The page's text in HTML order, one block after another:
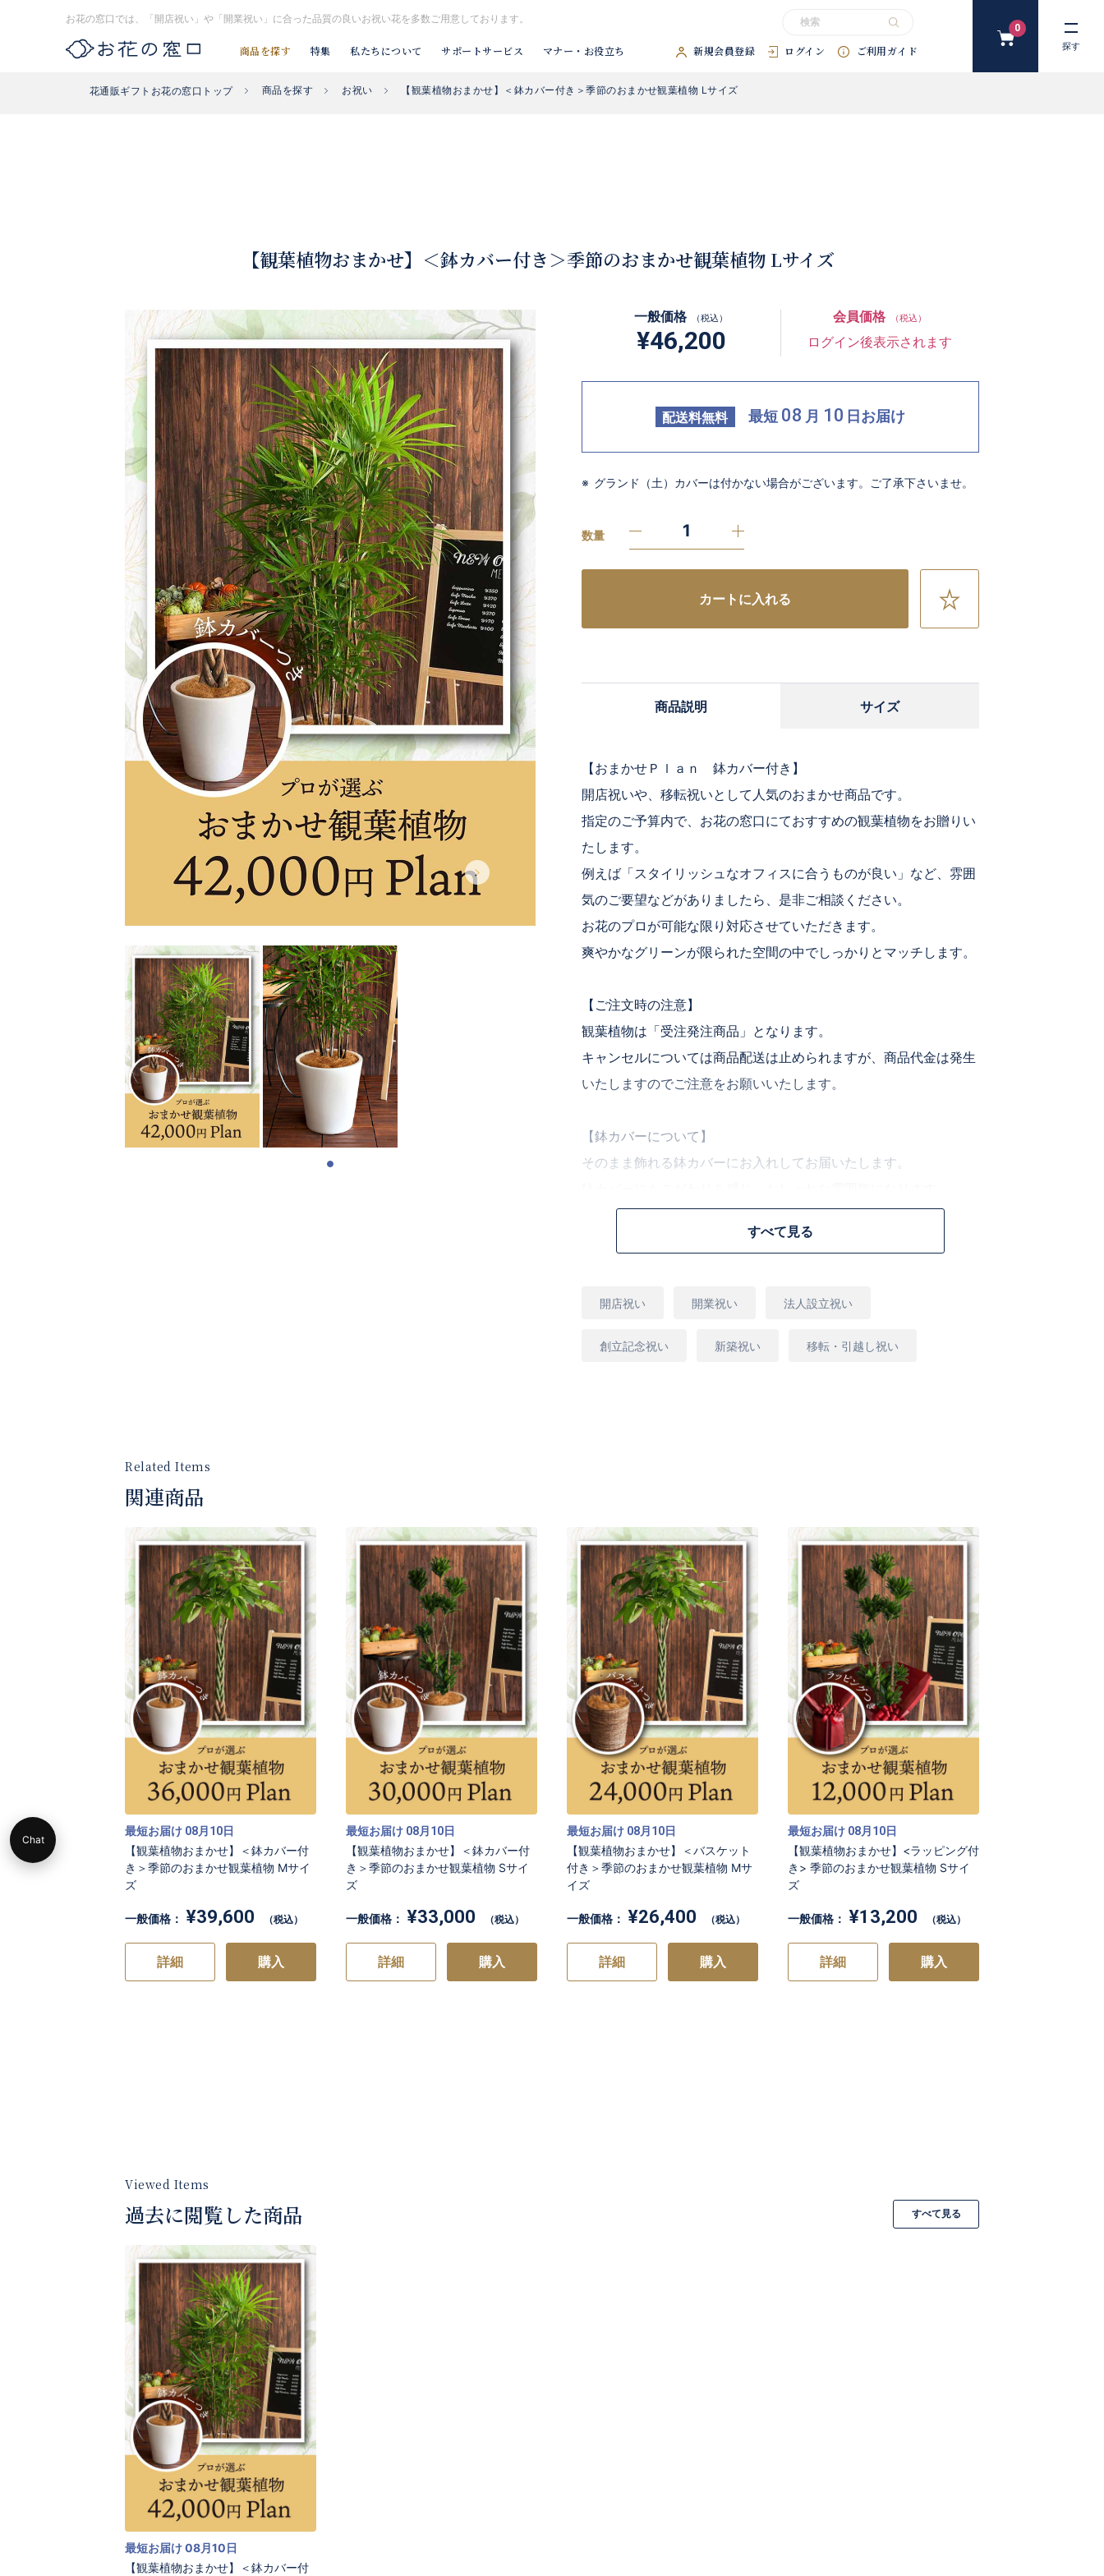
お花の窓口では、「開店祝い」や「開業祝い」に合った品質の良いお祝い花を多数ご用意しております。
商品を探す 特集 私たちについて サポートサービス マナー・お役立ち 新規会員登録 ログイン ご利用ガイド
カ
0
探す
お探し#タグはコチラ▶︎ #入社式 #開店祝い花 #開業祝い花 #胡蝶蘭 #スタンド花 #祝アレンジ #観葉植物 #供アレンジ
花通販ギフトお花の窓口トップ 商品を探す お祝い 【観葉植物おまかせ】＜鉢カバー付き＞季節のおまかせ観葉植物 Lサイズ
【観葉植物おまかせ】＜鉢カバー付き＞季節のおまかせ観葉植物 Lサイズ
一般価格 （税込）
¥46,200
会員価格 （税込）
ログイン後表示されます
配送料無料 最短 08 月 10 日 お届け
グランド（土）カバーは付かない場合がございます。ご了承下さいませ。
数量
カートに入れる
お
商品説明 サイズ
すべて見る
【おまかせＰｌａｎ 鉢カバー付き】
開店祝いや、移転祝いとして人気のおまかせ商品です。
指定のご予算内で、お花の窓口にておすすめの観葉植物をお贈りい
たします。
例えば「スタイリッシュなオフィスに合うものが良い」など、雰囲
気のご要望などがありましたら、是非ご相談ください。
お花のプロが可能な限り対応させていただきます。
爽やかなグリーンが限られた空間の中でしっかりとマッチします。
【ご注文時の注意】
観葉植物は「受注発注商品」となります。
キャンセルについては商品配送は止められますが、商品代金は発生
いたしますのでご注意をお願いいたします。
【鉢カバーについて】
そのまま飾れる鉢カバーにお入れしてお届いたします。
鉢カバーの色、種類等はお届する花屋にお任せ下さい。
ご用途と植物に合ったものをお選びさせていただきます。
【お届け日時について】
配便でのお届けとなります。
します。
[商品コード]KS35OM-C
開店祝い 開業祝い 法人設立祝い
創立記念祝い 新築祝い 移転・引越し祝い
関連商品
【観葉植物おまかせ】＜鉢カバー付
き＞季節のおまかせ観葉植物 Mサイ
ズ
最短お届け 08月10日
一般価格： ¥39,600 （税込）
詳細 購入
【観葉植物おまかせ】＜鉢カバー付
き＞季節のおまかせ観葉植物 Sサイ
ズ
最短お届け 08月10日
一般価格： ¥33,000 （税込）
詳細 購入
【観葉植物おまかせ】＜バスケット
付き＞季節のおまかせ観葉植物 Mサ
イズ
最短お届け 08月10日
一般価格： ¥26,400 （税込）
詳細 購入
【観葉植物おまかせ】<ラッピング付
き> 季節のおまかせ観葉植物 Sサイ
ズ
最短お届け 08月10日
一般価格： ¥13,200 （税込）
詳細 購入
過去に閲覧した商品
【観葉植物おまかせ】＜鉢カバー付
最短お届け 08月10日
すべて見る
お買い物を続ける カートへ進む
Chat